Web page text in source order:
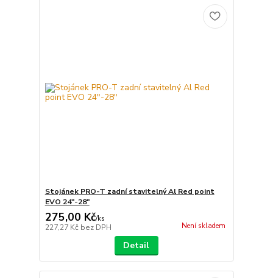
Stojánek PRO-T zadní stavitelný Al Red point
EVO 24"-28"
275,00 Kč/ks
227,27 Kč bez DPH Není skladem
Detail